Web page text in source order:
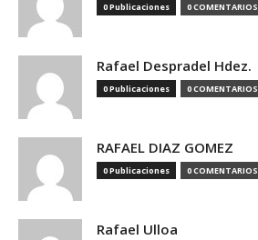
0 Publicaciones 0 COMENTARIOS
Rafael Despradel Hdez.
0 Publicaciones 0 COMENTARIOS
RAFAEL DIAZ GOMEZ
0 Publicaciones 0 COMENTARIOS
Rafael Ulloa